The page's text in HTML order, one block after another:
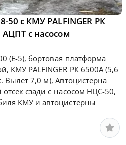
с КМУ PALFINGER РК
с насосом
(Е-5), бортовая платформа
КМУ PALFINGER РК 6500А (5,6
Вылет 7,0 м), Автоцистерна
сзади с насосом НЦС-50,
КМУ и автоцистерны